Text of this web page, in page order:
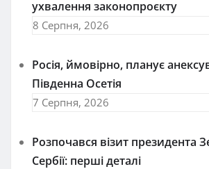
ухвалення законопроєкту
8 Серпня, 2026
Росія, ймовірно, планує
Південна Осетія
7 Серпня, 2026
Розпочався візит президента
Сербії: перші деталі